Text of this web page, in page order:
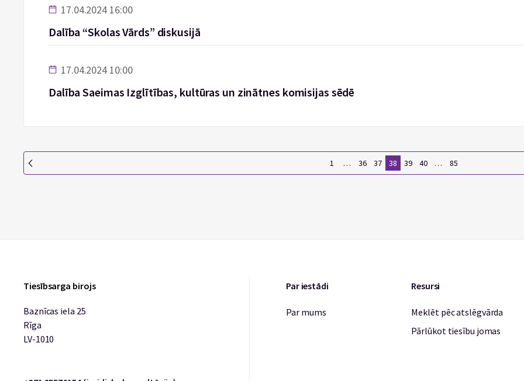
17.04.2024 16:00
Dalība “Skolas Vārds” diskusijā
17.04.2024 10:00
Dalība Saeimas Izglītības, kultūras un zinātnes komisijas sēdē
1 … 36 37 38 39 40 … 85
Tiesībsarga birojs
Baznīcas iela 25
Rīga
LV-1010
Par iestādi
Par mums
Resursi
Meklēt pēc atslēgvārda
Pārlūkot tiesību jomas